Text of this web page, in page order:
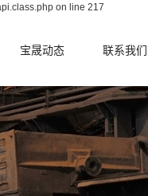
on line 217
宝晟动态
公司新闻
行业新闻
联系我们